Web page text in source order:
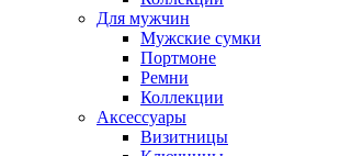
Для мужчин
Мужские сумки
Портмоне
Ремни
Коллекции
Аксессуары
Визитницы